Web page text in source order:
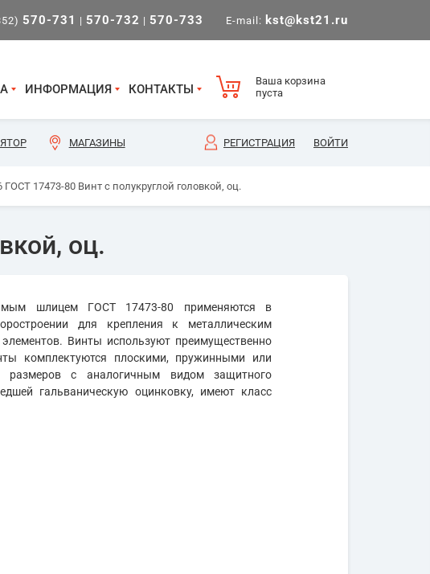
570-731 | 570-732 | 570-733 E-mail: kst@kst21.ru
ИНФОРМАЦИЯ КОНТАКТЫ
Ваша корзина
пуста
МАГАЗИНЫ РЕГИСТРАЦИЯ ВОЙТИ
ГОСТ 17473-80 Винт с полукруглой головкой, оц.
оц.
шлицем ГОСТ 17473-80 применяются в
для крепления к металлическим
Винты используют преимущественно
комплектуются плоскими, пружинными или
размеров с аналогичным видом защитного
гальваническую оцинковку, имеют класс